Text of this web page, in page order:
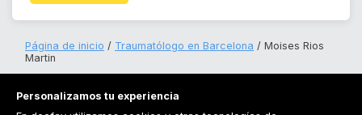
Página de inicio Traumatólogo en Barcelona
Moises Rios
Martin
Personalizamos tu experiencia